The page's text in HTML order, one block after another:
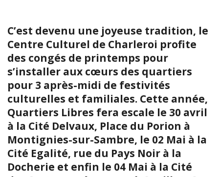
C’est devenu une joyeuse tradition, le
Centre Culturel de Charleroi profite
des congés de printemps pour
s’installer aux cœurs des quartiers
pour 3 après-midi de festivités
culturelles et familiales. Cette année,
Quartiers Libres fera escale le 30 avril
à la Cité Delvaux, Place du Porion à
Montignies-sur-Sambre, le 02 Mai à la
Cité Egalité, rue du Pays Noir à la
Docherie et enfin le 04 Mai à la Cité